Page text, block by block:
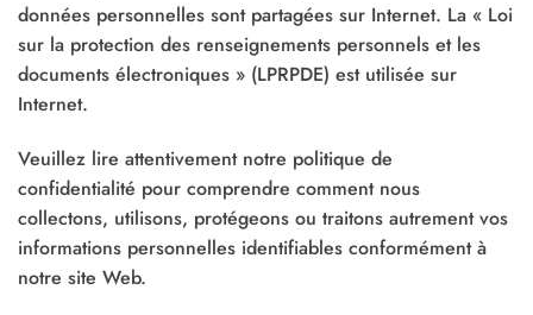
données personnelles sont partagées sur Internet. La « Loi
sur la protection des renseignements personnels et les
documents électroniques » (LPRPDE) est utilisée sur
Internet.
Veuillez lire attentivement notre politique de
confidentialité pour comprendre comment nous
collectons, utilisons, protégeons ou traitons autrement vos
informations personnelles identifiables conformément à
notre site Web.